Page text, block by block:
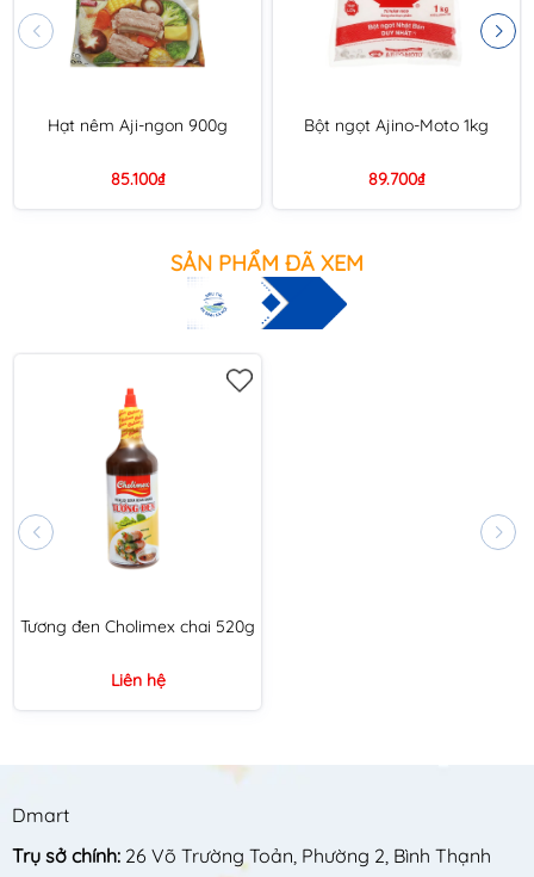
Hạt nêm Aji-ngon 900g
85.100₫
Bột ngọt Ajino-Moto 1kg
89.700₫
SẢN PHẨM ĐÃ XEM
Tương đen Cholimex chai 520g
Liên hệ
Dmart
Trụ sở chính: 26 Võ Trường Toản, Phường 2, Bình Thạnh